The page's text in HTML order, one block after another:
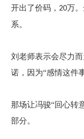
开出了价码， 20万
系。
刘老师表示会尽力
诺，因为“感情这件
那场让冯骏“回心转
部分。